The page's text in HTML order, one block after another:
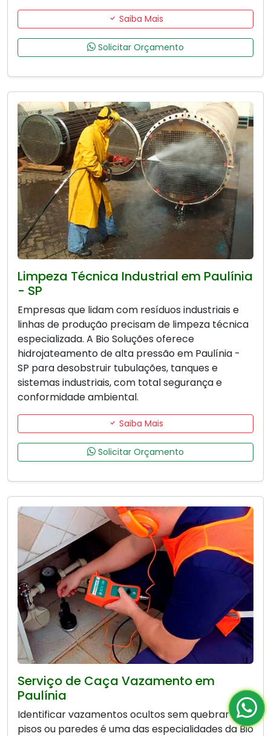
Saiba Mais
Solicitar Orçamento
Limpeza Técnica Industrial em Paulínia
- SP
Empresas que lidam com resíduos industriais e
linhas de produção precisam de limpeza técnica
especializada. A Bio Soluções oferece
hidrojateamento de alta pressão em Paulínia -
SP para desobstruir tubulações, tanques e
sistemas industriais, com total segurança e
conformidade ambiental.
Saiba Mais
Solicitar Orçamento
Serviço de Caça Vazamento em
Paulínia
Identificar vazamentos ocultos sem quebrar
pisos ou paredes é uma das especialidades da Bio